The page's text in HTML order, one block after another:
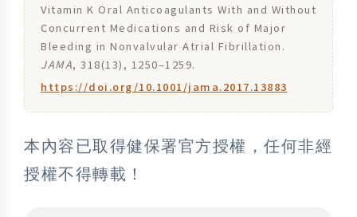
Vitamin K Oral Anticoagulants With and Without
Concurrent Medications and Risk of Major
Bleeding in Nonvalvular Atrial Fibrillation.
JAMA, 318(13), 1250–1259.
https://doi.org/10.1001/jama.2017.13883
本內容已取得健保署官方授權，任何非經
授權不得轉載！